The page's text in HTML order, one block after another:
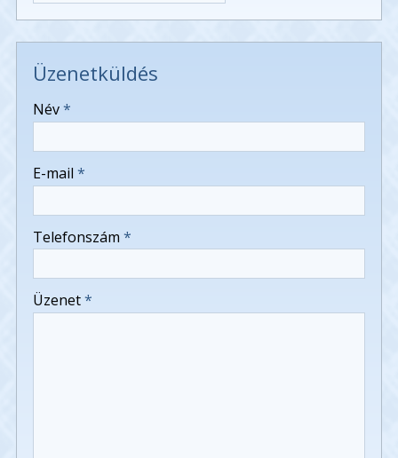
Üzenetküldés
-
-
Név*
E-mail *
Telefonszám *
Üzenet*